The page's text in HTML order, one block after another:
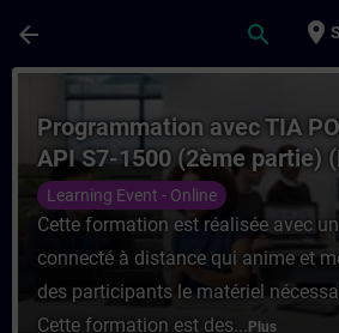
arrow_back search place
Cours - Programmation
Programmation avec TIA
API S7-1500 (2ème partie)
à distance)
Learning Event - Online
Cette formation est réalisée avec
connecté à distance qui anime et
des participants le matériel
Cette formation est des... Plus